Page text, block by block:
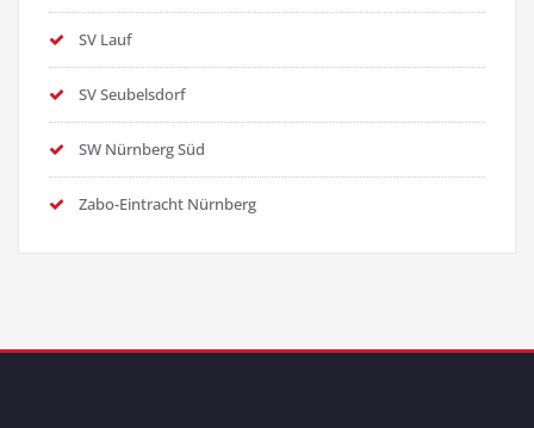
SV Lauf
SV Seubelsdorf
SW Nürnberg Süd
Zabo-Eintracht Nürnberg